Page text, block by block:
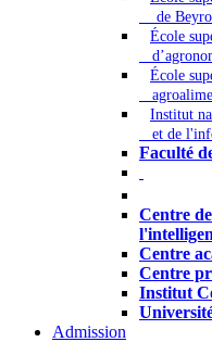
de
École
École
Institut
et de
Faculté
Centre
Centre
Centre
Institut
Admission